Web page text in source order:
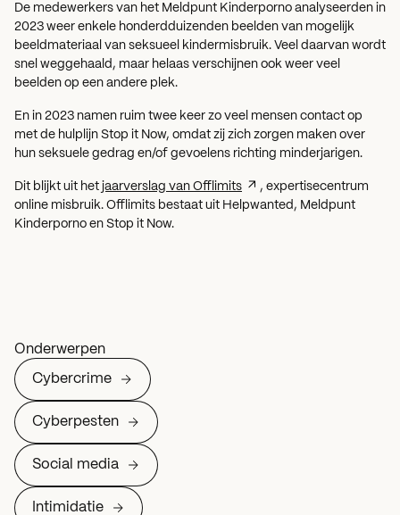
De medewerkers van het Meldpunt Kinderporno analyseerden in
2023 weer enkele honderdduizenden beelden van mogelijk
beeldmateriaal van seksueel kindermisbruik. Veel daarvan wordt
snel weggehaald, maar helaas verschijnen ook weer veel
beelden op een andere plek.
En in 2023 namen ruim twee keer zo veel mensen contact op
met de hulplijn Stop it Now, omdat zij zich zorgen maken over
hun seksuele gedrag en/of gevoelens richting minderjarigen.
Dit blijkt uit het jaarverslag van Offlimits
, expertisecentrum
online misbruik. Offlimits bestaat uit Helpwanted, Meldpunt
Kinderporno en Stop it Now.
Onderwerpen
Cybercrime
Cyberpesten
Social media
Intimidatie